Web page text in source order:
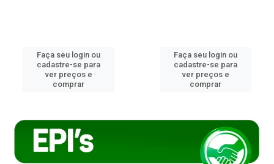
Faça seu login ou
cadastre-se para
ver preços e
comprar
Faça seu login ou
cadastre-se para
ver preços e
comprar